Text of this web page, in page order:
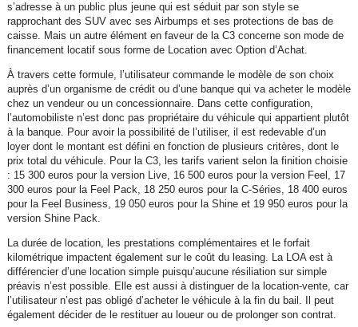
s’adresse à un public plus jeune qui est séduit par son style se
rapprochant des SUV avec ses Airbumps et ses protections de bas de
caisse. Mais un autre élément en faveur de la C3 concerne son mode de
financement locatif sous forme de Location avec Option d’Achat.
À travers cette formule, l’utilisateur commande le modèle de son choix
auprès d’un organisme de crédit ou d’une banque qui va acheter le modèle
chez un vendeur ou un concessionnaire. Dans cette configuration,
l’automobiliste n’est donc pas propriétaire du véhicule qui appartient plutôt
à la banque. Pour avoir la possibilité de l’utiliser, il est redevable d’un
loyer dont le montant est défini en fonction de plusieurs critères, dont le
prix total du véhicule. Pour la C3, les tarifs varient selon la finition choisie
: 15 300 euros pour la version Live, 16 500 euros pour la version Feel, 17
300 euros pour la Feel Pack, 18 250 euros pour la C-Séries, 18 400 euros
pour la Feel Business, 19 050 euros pour la Shine et 19 950 euros pour la
version Shine Pack.
La durée de location, les prestations complémentaires et le forfait
kilométrique impactent également sur le coût du leasing. La LOA est à
différencier d’une location simple puisqu’aucune résiliation sur simple
préavis n’est possible. Elle est aussi à distinguer de la location-vente, car
l’utilisateur n’est pas obligé d’acheter le véhicule à la fin du bail. Il peut
également décider de le restituer au loueur ou de prolonger son contrat.